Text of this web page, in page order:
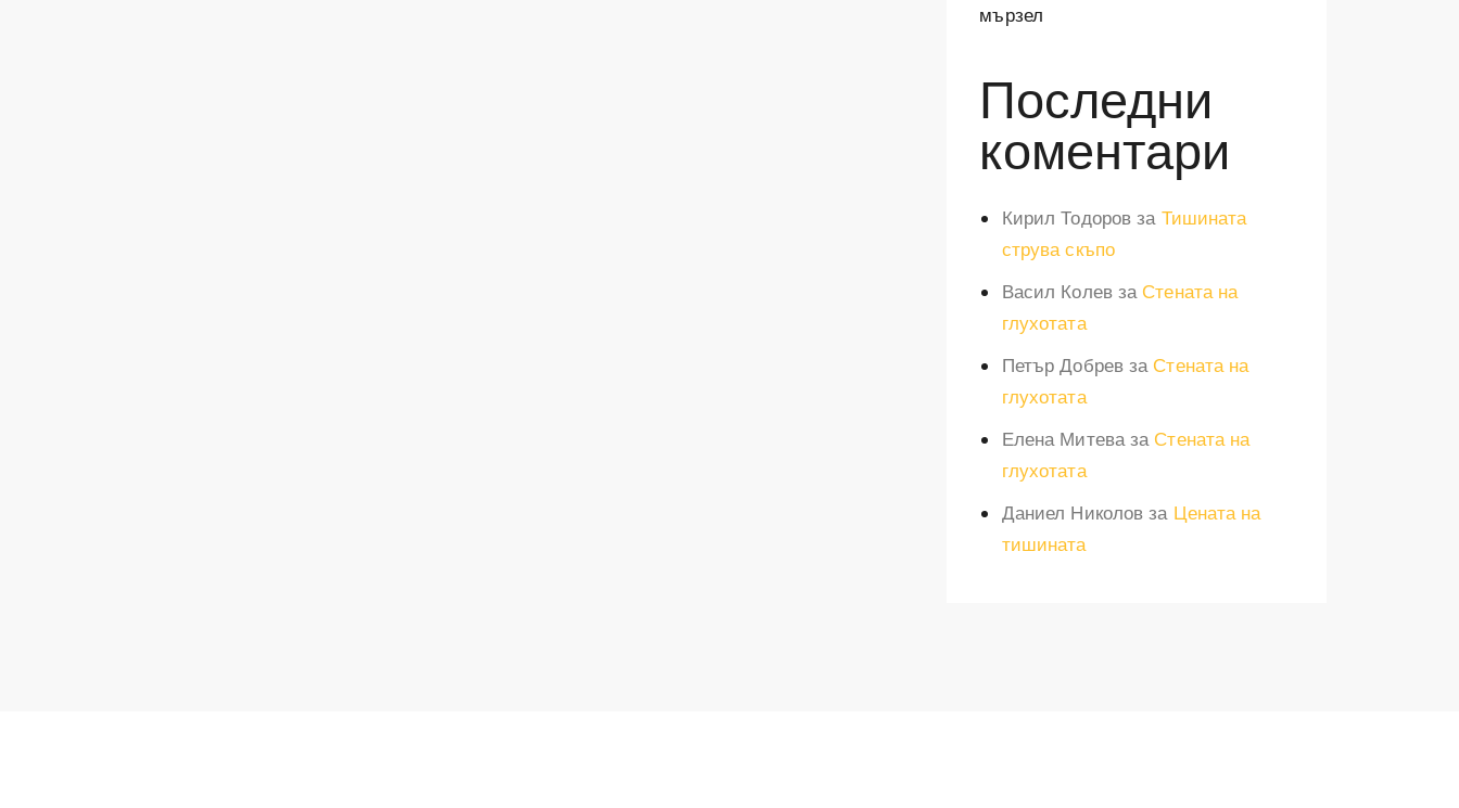
мързел
Последни
коментари
Кирил Тодоров за Тишината
струва скъпо
Васил Колевза Стената на
глухотата
Петър Добревза Стената на
глухотата
Елена Митеваза Стената на
глухотата
Даниел Николов за Цената на
тишината